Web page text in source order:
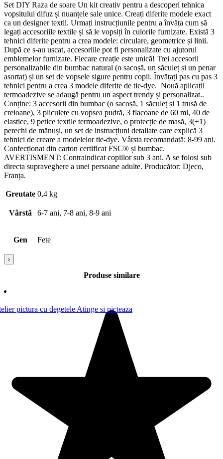
Set DIY Raza de soare Un kit creativ pentru a descoperi tehnica
vopsitului difuz și nuanțele sale unice. Creați diferite modele exact
ca un designer textil. Urmați instrucțiunile pentru a învăța cum să
legați accesoriile textile și să le vopsiți în culorile furnizate. Există 3
tehnici diferite pentru a crea modele: circulare, geometrice și linii.
După ce s-au uscat, accesoriile pot fi personalizate cu ajutorul
emblemelor furnizate. Fiecare creație este unică! Trei accesorii
personalizabile din bumbac natural (o sacoșă, un săculeț și un penar
asortat) și un set de vopsele sigure pentru copii. Învățați pas cu pas 3
tehnici pentru a crea 3 modele diferite de tie-dye. Nouă aplicații
termoadezive se adaugă pentru un aspect trendy și personalizat..
Conține: 3 accesorii din bumbac (o sacoșă, 1 săculeț și 1 trusă de
creioane), 3 pliculețe cu vopsea pudră, 3 flacoane de 60 ml, 40 de
elastice, 9 petice textile termoadezive, o protecție de masă, 3(+1)
perechi de mănuși, un set de instrucțiuni detaliate care explică 3
tehnici de creare a modelelor tie-dye. Vârsta recomandată: 8-99 ani.
Confecționat din carton certificat FSC® și bumbac.
AVERTISMENT: Contraindicat copiilor sub 3 ani. A se folosi sub
directa supraveghere a unei persoane adulte. Producător: Djeco,
Franța.
Greutate 0,4 kg
Vârstă 6-7 ani, 7-8 ani, 8-9 ani
Gen Fete
›
Produse similare